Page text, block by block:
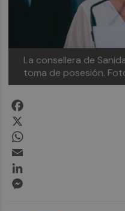
La consellera de
toma de posesión.